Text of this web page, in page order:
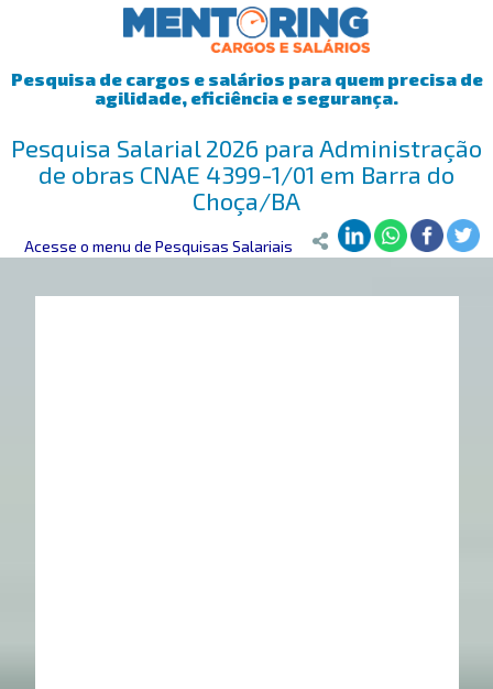
Pesquisa de cargos e salários para quem precisa de
agilidade, eficiência e segurança.
Pesquisa Salarial 2026 para Administração
de obras CNAE 4399-1/01 em Barra do
Choça/BA
Mentoring>Pesquisa Salarial>Barra do Choça/BA>
Acesse o menu de Pesquisas Salariais